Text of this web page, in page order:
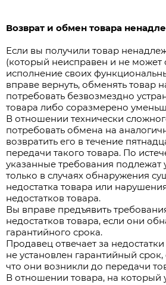
Возврат и обмен товара
Если вы получили товар
(который неисправен и не может
исполнение своих
вправе вернуть, обменять товар
потребовать безвозмездно
товара либо соразмерено
В отношении технически
потребовать обмена на
возвратить его в течение
передачи такого товара. По
указанные требования подлежат
только в случаях обнаружения
недостатка товара или
недостатков товара.
Вы вправе предъявить
недостатков товара, если они
гарантийного срока.
Продавец отвечает за
не установлен гарантийный
что они возникли до передачи
В отношении товара, на который